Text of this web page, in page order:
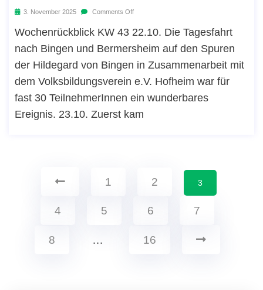
3. November 2025 Comments Off
Wochenrückblick KW 43 22.10. Die Tagesfahrt
nach Bingen und Bermersheim auf den Spuren
der Hildegard von Bingen in Zusammenarbeit mit
dem Volksbildungsverein e.V. Hofheim war für
fast 30 TeilnehmerInnen ein wunderbares
Ereignis. 23.10. Zuerst kam
1 2 3
4 5 6 7
8 … 16